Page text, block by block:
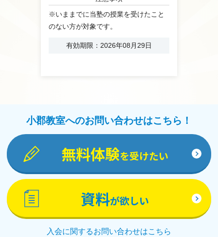
※いままでに当塾の授業を受けたこと
のない方が対象です。
有効期限：2026年08月29日
小郡教室へのお問い合わせはこちら！
無料体験を受けたい
資料が欲しい
入会に関するお問い合わせはこちら